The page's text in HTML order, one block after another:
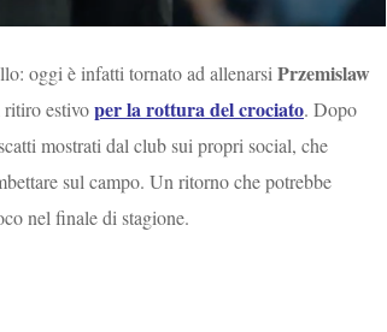
oggi è infatti tornato ad allenarsi Przemislaw
ritiro estivoper la rottura del crociato. Dopo
mostrati dal club sui propri social, che
sul campo. Un ritorno che potrebbe
nel finale di stagione.